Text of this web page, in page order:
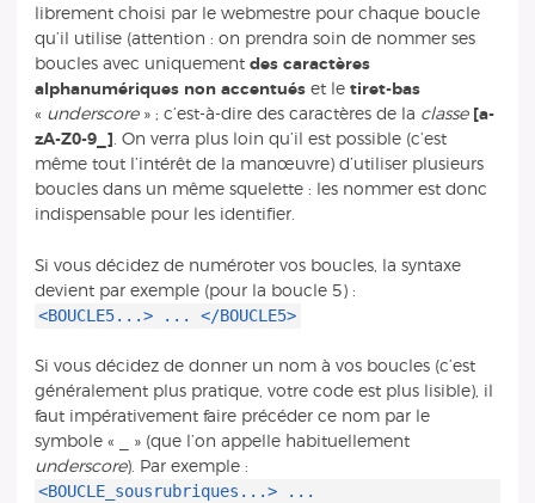
librement choisi par le webmestre pour chaque boucle
qu’il utilise (attention : on prendra soin de nommer ses
boucles avec uniquement des caractères
alphanumériques non accentuéset le tiret-bas
« underscore» ; c’est-à-dire des caractères de la classe [a-
zA-Z0-9_] . On verra plus loin qu’il est possible (c’est
même tout l’intérêt de la manœuvre) d’utiliser plusieurs
boucles dans un même squelette : les nommer est donc
indispensable pour les identifier.
Si vous décidez de numéroter vos boucles, la syntaxe
devient par exemple (pour la boucle 5) :
<BOUCLE5...> ... </BOUCLE5>
Si vous décidez de donner un nom à vos boucles (c’est
généralement plus pratique, votre code est plus lisible), il
faut impérativement faire précéder ce nom par le
symbole « _ » (que l’on appelle habituellement
underscore). Par exemple :
<BOUCLE_sousrubriques...> ...